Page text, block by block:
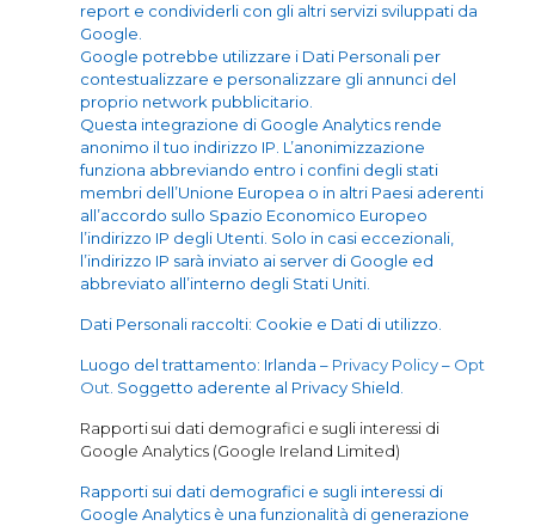
report e condividerli con gli altri servizi sviluppati da
Google.
Google potrebbe utilizzare i Dati Personali per
contestualizzare e personalizzare gli annunci del
proprio network pubblicitario.
Questa integrazione di Google Analytics rende
anonimo il tuo indirizzo IP. L’anonimizzazione
funziona abbreviando entro i confini degli stati
membri dell’Unione Europea o in altri Paesi aderenti
all’accordo sullo Spazio Economico Europeo
l’indirizzo IP degli Utenti. Solo in casi eccezionali,
l’indirizzo IP sarà inviato ai server di Google ed
abbreviato all’interno degli Stati Uniti.
Dati Personali raccolti: Cookie e Dati di utilizzo.
Luogo del trattamento: Irlanda – Privacy Policy– Opt
Out . Soggetto aderente al Privacy Shield.
Rapporti sui dati demografici e sugli interessi di
Google Analytics (Google Ireland Limited)
Rapporti sui dati demografici e sugli interessi di
Google Analytics è una funzionalità di generazione